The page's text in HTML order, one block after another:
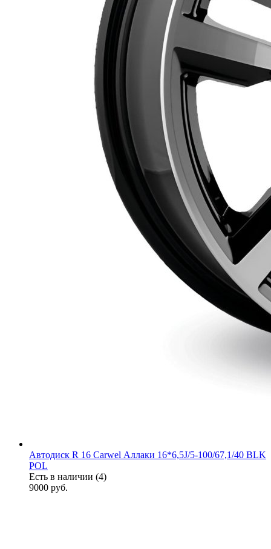
Автодиск R 16 Carwel Аллаки 16*6,5J/5-100/67,1/40 BLK
POL
Есть в наличии (4)
9000 руб.